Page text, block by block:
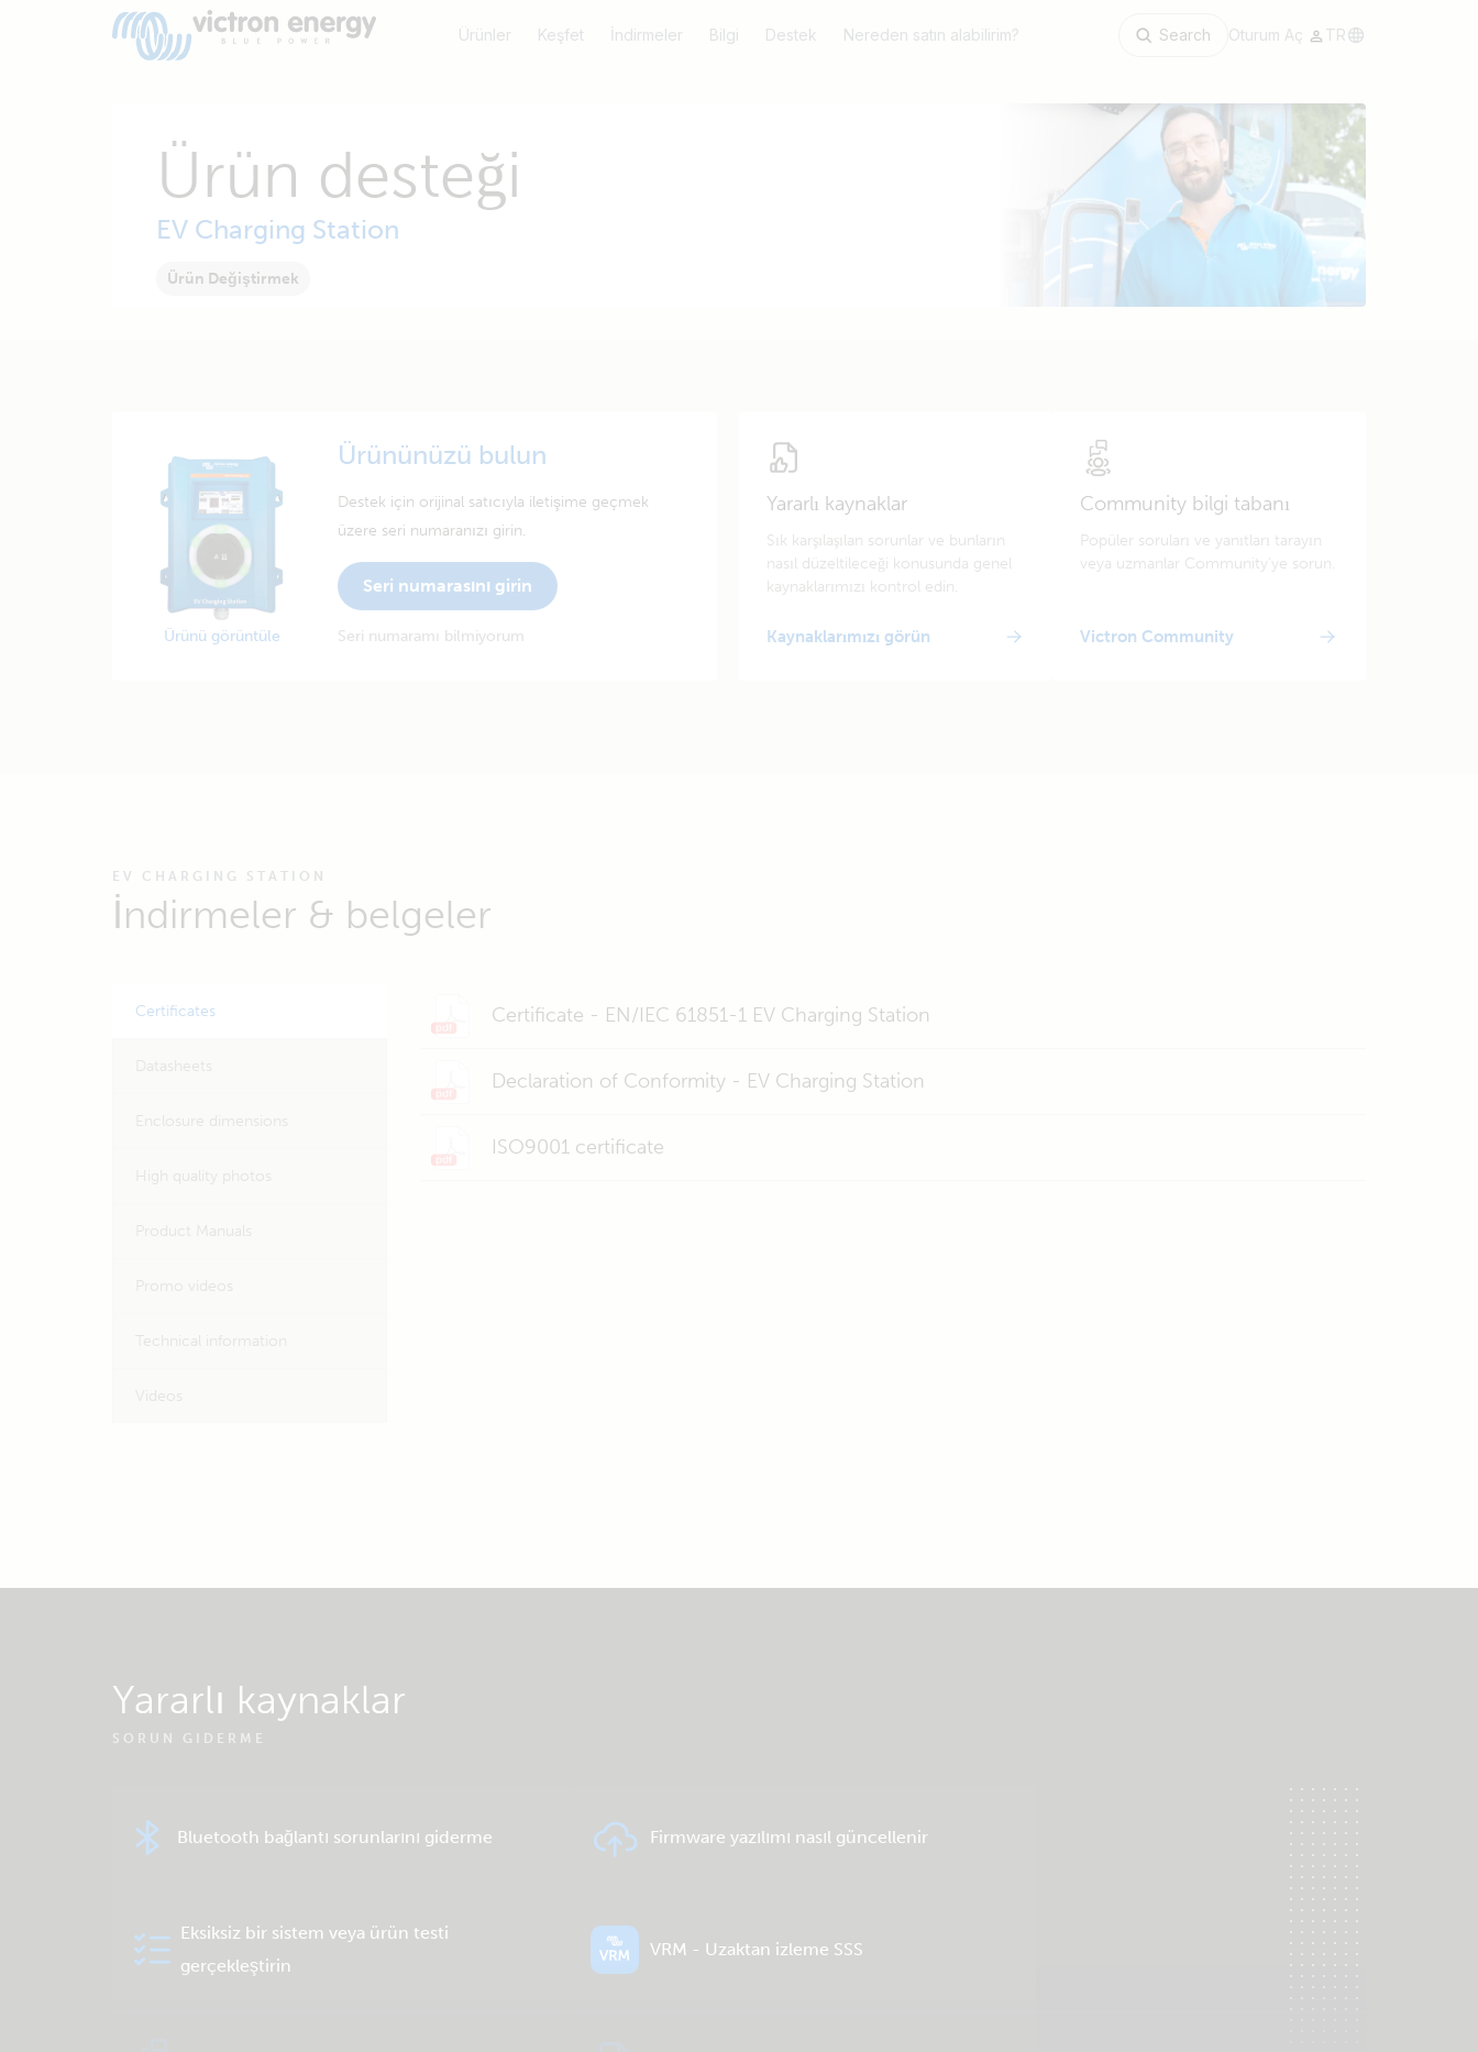
Ürünler Keşfet İndirmeler Bilgi Destek Nereden satın alabilirim? Search Oturum Aç TR
Ürün desteği
EV Charging Station
Ürün Değiştirmek
Ürünü görüntüle
Ürününüzü bulun
Destek için orijinal satıcıyla iletişime geçmek
üzere seri numaranızı girin.
Seri numarasını girin
Seri numaramı bilmiyorum
Yararlı kaynaklar
Sık karşılaşılan sorunlar ve bunların
nasıl düzeltileceği konusunda genel
kaynaklarımızı kontrol edin.
Kaynaklarımızı görün
Community bilgi tabanı
Popüler soruları ve yanıtları tarayın
veya uzmanlar Community'ye sorun.
Victron Community
EV CHARGING STATION
İndirmeler & belgeler
Certificates Certificate - EN/IEC 61851-1 EV Charging Station
Declaration of Conformity - EV Charging Station
ISO9001 certificate
Yararlı kaynaklar
SORUN GIDERME
Bluetooth bağlantı sorunlarını giderme Firmware yazılımı nasıl güncellenir
Eksiksiz bir sistem veya ürün testi
gerçekleştirin
VRM - Uzaktan izleme SSS